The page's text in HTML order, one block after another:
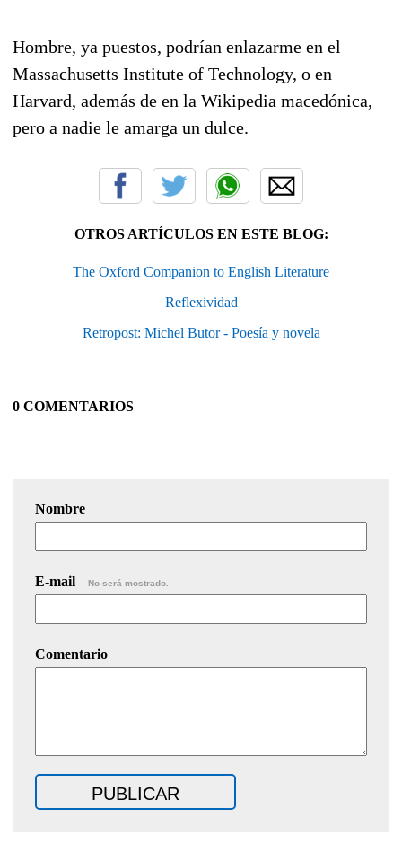
Hombre, ya puestos, podrían enlazarme en el
Massachusetts Institute of Technology, o en
Harvard, además de en la Wikipedia macedónica,
pero a nadie le amarga un dulce.
OTROS ARTÍCULOS EN ESTE BLOG:
The Oxford Companion to English Literature
Reflexividad
Retropost: Michel Butor - Poesía y novela
0 COMENTARIOS
Nombre
E-mail No será mostrado.
Comentario